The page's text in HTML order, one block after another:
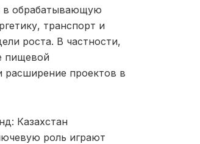
в обрабатывающую
транспорт и
роста. В частности,
пищевой
расширение проектов в
Казахстан
роль играют